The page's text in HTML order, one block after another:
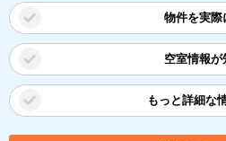
物件を実際
空室情報が
もっと詳細な